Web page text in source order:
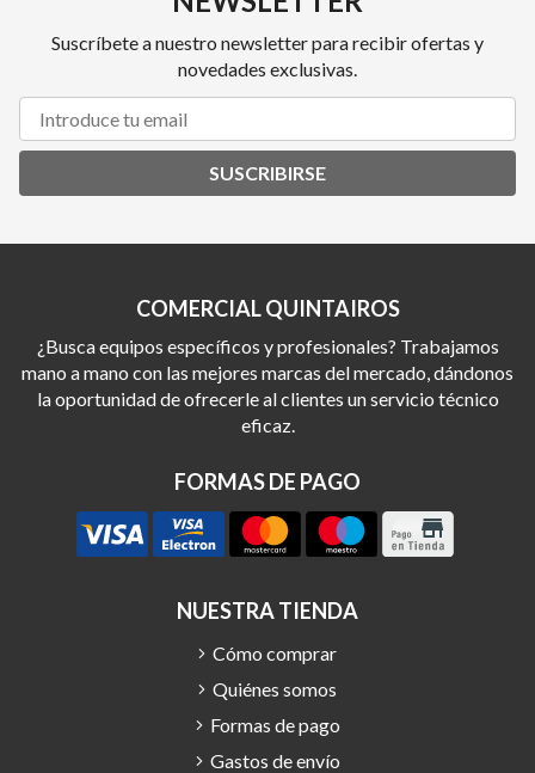
Suscríbete a nuestro newsletter para recibir ofertas y
novedades exclusivas.
SUSCRIBIRSE
COMERCIAL QUINTAIROS
¿Busca equipos específicos y profesionales? Trabajamos
mano a mano con las mejores marcas del mercado, dándonos
la oportunidad de ofrecerle al clientes un servicio técnico
eficaz.
FORMAS DE PAGO
NUESTRA TIENDA
Cómo comprar
Quiénes somos
Formas de pago
Gastos de envío